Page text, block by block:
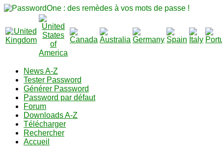
News A-Z
Tester Password
Générer Password
Password par défaut
Forum
Downloads A-Z
Télécharger
Rechercher
Accueil